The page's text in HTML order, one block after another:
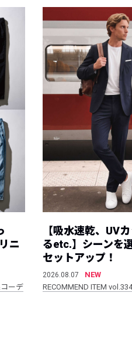
ニ
ーデ
【吸水速乾、UV
るetc.】シーンを
セットアップ！
2026.08.07
NEW
RECOMMEND ITEM vol.334